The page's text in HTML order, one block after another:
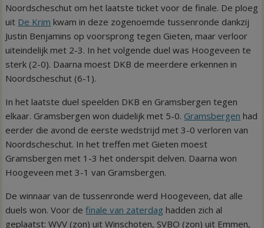
Noordscheschut om het laatste ticket voor de finale. De ploeg
uit De Krim kwam in deze zogenoemde tussenronde dankzij
Justin Benjamins op voorsprong tegen Gieten, maar verloor
uiteindelijk met 2-3. In het volgende duel was Hoogeveen te
sterk (2-0). Daarna moest DKB de meerdere erkennen in
Noordscheschut (6-1).
In het laatste duel speelden DKB en Gramsbergen tegen
elkaar. Gramsbergen won duidelijk met 5-0. Gramsbergen had
eerder die avond de eerste wedstrijd met 3-0 verloren van
Noordscheschut. In het treffen met Gieten moest
Gramsbergen met 1-3 het onderspit delven. Daarna won
Hoogeveen met 3-1 van Gramsbergen.
De winnaar van de tussenronde werd Hoogeveen, dat alle
duels won. Voor definale van zaterdag hadden zich al
geplaatst: WVV (zon) uit Winschoten, SVBO (zon) uit Emmen,